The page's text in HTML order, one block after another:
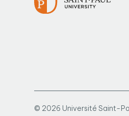
© 2026 Université Saint-